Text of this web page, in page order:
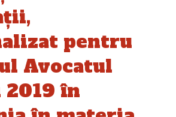
pentru
Avocatul
în